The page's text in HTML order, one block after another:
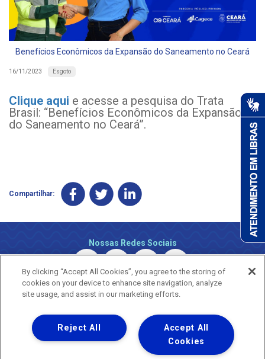
Benefícios Econômicos da Expansão do Saneamento no Ceará
16/11/2023 Esgoto
Clique aqui e acesse a pesquisa do Trata
Brasil: “Benefícios Econômicos da Expansão
do Saneamento no Ceará”.
Compartilhar:
Nossas Redes Sociais
Uma empresa
Copyright ® 2026 - Todos os Direitos Reservados.
Nossa natureza movimenta a vida
By clicking “Accept All Cookies”, you agree to the storing of
cookies on your device to enhance site navigation, analyze
site usage, and assist in our marketing efforts.
Accept All
Cookies
Reject All